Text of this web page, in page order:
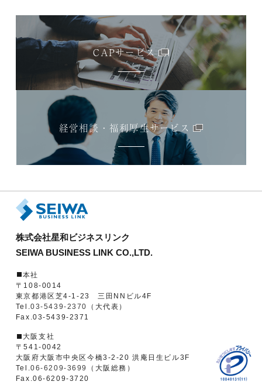
CAPサービス
経営相談・福利厚生サービス
株式会社星和ビジネスリンク
SEIWA BUSINESS LINK CO.,LTD.
本社
〒108-0014
東京都港区芝4-1-23 三田NNビル4F
Tel.03-5439-2370
（大代表）
Fax.03-5439-2371
大阪支社
〒541-0042
大阪府大阪市中央区今橋3-2-20 洪庵日生ビル3F
Tel.06-6209-3699
（大阪総務）
Fax.06-6209-3720